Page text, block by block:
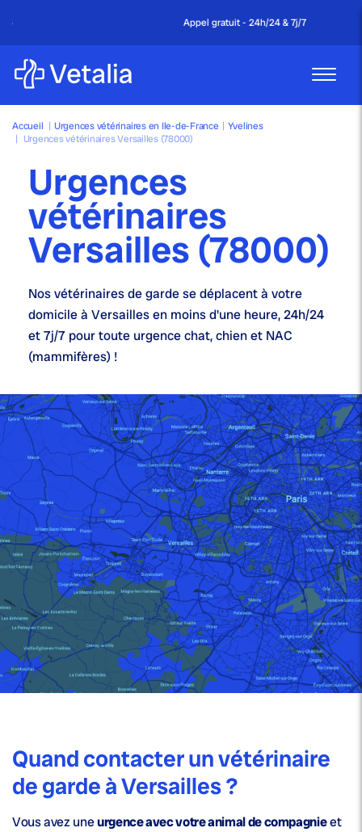
Appel gratuit - 24h/24 & 7j/7
Accueil | Urgences vétérinaires en Ile-de-France | Yvelines
| Urgences vétérinaires Versailles (78000)
Urgences
vétérinaires
Versailles (78000)
Nosvétérinaires de gardese déplacent à votre
domicile à Versailles en moins d'une heure,24h/24
et 7j/7 pour toute urgence chat, chien et NAC
(mammifères) !
Quand contacter un vétérinaire
de garde à Versailles ?
Vous avez uneurgence avec votre animal de compagnieet